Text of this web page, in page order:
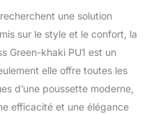
une solution
sur le style et le confort, la
Green-khaki PU1 est un
elle offre toutes les
d’une poussette moderne,
efficacité et une élégance